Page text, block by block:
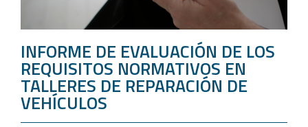
INFORME DE EVALUACIÓN DE LOS
REQUISITOS NORMATIVOS EN
TALLERES DE REPARACIÓN DE
VEHÍCULOS